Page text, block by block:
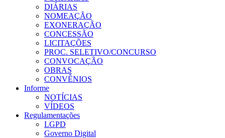
DIÁRIAS
NOMEAÇÃO
EXONERAÇÃO
CONCESSÃO
LICITAÇÕES
PROC. SELETIVO/CONCURSO
CONVOCAÇÃO
OBRAS
CONVÊNIOS
Informe
NOTÍCIAS
VÍDEOS
Regulamentações
LGPD
Governo Digital